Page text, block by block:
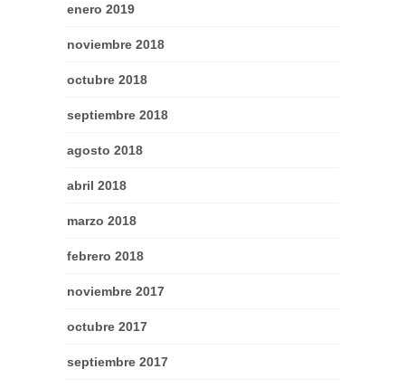
enero 2019
noviembre 2018
octubre 2018
septiembre 2018
agosto 2018
abril 2018
marzo 2018
febrero 2018
noviembre 2017
octubre 2017
septiembre 2017